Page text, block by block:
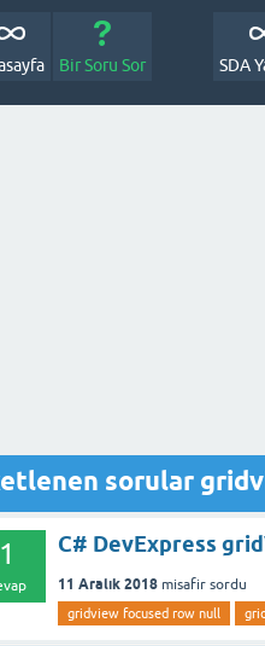
Bir Soru Sor SDA
sorular
1 C# DevExpress
11 Aralık 2018 misafir sordu
gridview focused row null